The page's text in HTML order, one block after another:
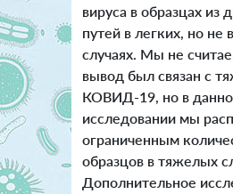
вируса в образцах из
путей в легких, но не
случаях. Мы не
вывод был связан с
КОВИД-19, но в
исследовании мы
ограниченным
образцов в тяжелых
Дополнительное